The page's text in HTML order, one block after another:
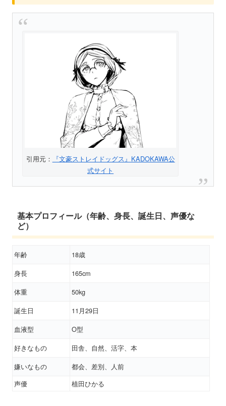
引用元：
『文豪ストレイドッグス』KADOKAWA公
式サイト
基本プロフィール（年齢、身長、誕生日、声優な
ど）
年齢
18歳
身長
165cm
体重
50kg
誕生日
11月29日
血液型
O型
好きなもの
田舎、自然、活字、本
嫌いなもの
都会、差別、人前
声優
植田ひかる